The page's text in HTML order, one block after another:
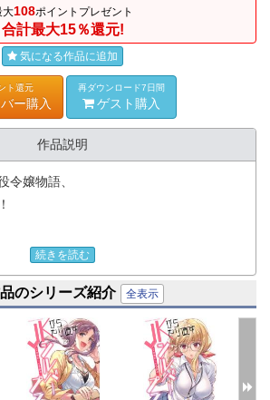
大108ポイントプレゼント
合計最大15％還元!
気になる作品に追加
ト還元
ー購入
再ダウンロード7日間
ゲスト購入
作品説明
令嬢物語、
れていた不良の男の子、
。
らと、
良行為を
の姿を見た彰吾は、
続きを読む
のシリーズ紹介 全表示